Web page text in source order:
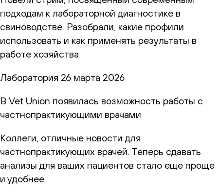
подходам к лабораторной диагностике в
свиноводстве. Разобрали, какие профили
использовать и как применять результаты в
работе хозяйства
Лаборатория 26 марта 2026
В Vet Union появилась возможность работы с
частнопрактикующими врачами
Коллеги, отличные новости для
частнопрактикующих врачей. Теперь сдавать
анализы для ваших пациентов стало еще проще
и удобнее